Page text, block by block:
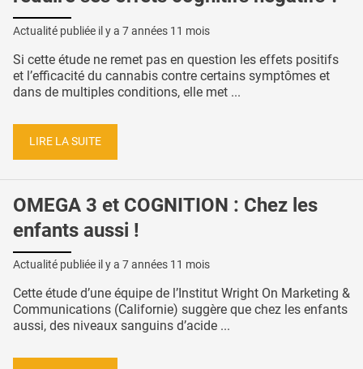
Actualité publiée il y a 7 années 11 mois
Si cette étude ne remet pas en question les effets positifs
et l’efficacité du cannabis contre certains symptômes et
dans de multiples conditions, elle met ...
LIRE LA SUITE
OMEGA 3 et COGNITION : Chez les
enfants aussi !
Actualité publiée il y a 7 années 11 mois
Cette étude d’une équipe de l’Institut Wright On Marketing &
Communications (Californie) suggère que chez les enfants
aussi, des niveaux sanguins d’acide ...